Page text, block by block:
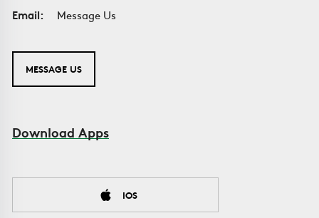
Email:
Message Us
MESSAGE US
Download Apps
IOS